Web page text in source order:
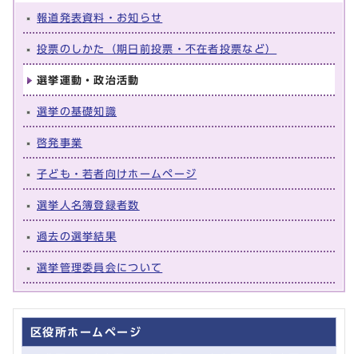
報道発表資料・お知らせ
投票のしかた（期日前投票・不在者投票など）
選挙運動・政治活動
選挙の基礎知識
啓発事業
子ども・若者向けホームページ
選挙人名簿登録者数
過去の選挙結果
選挙管理委員会について
区役所ホームページ